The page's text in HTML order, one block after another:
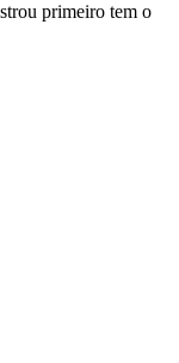
primeiro tem o